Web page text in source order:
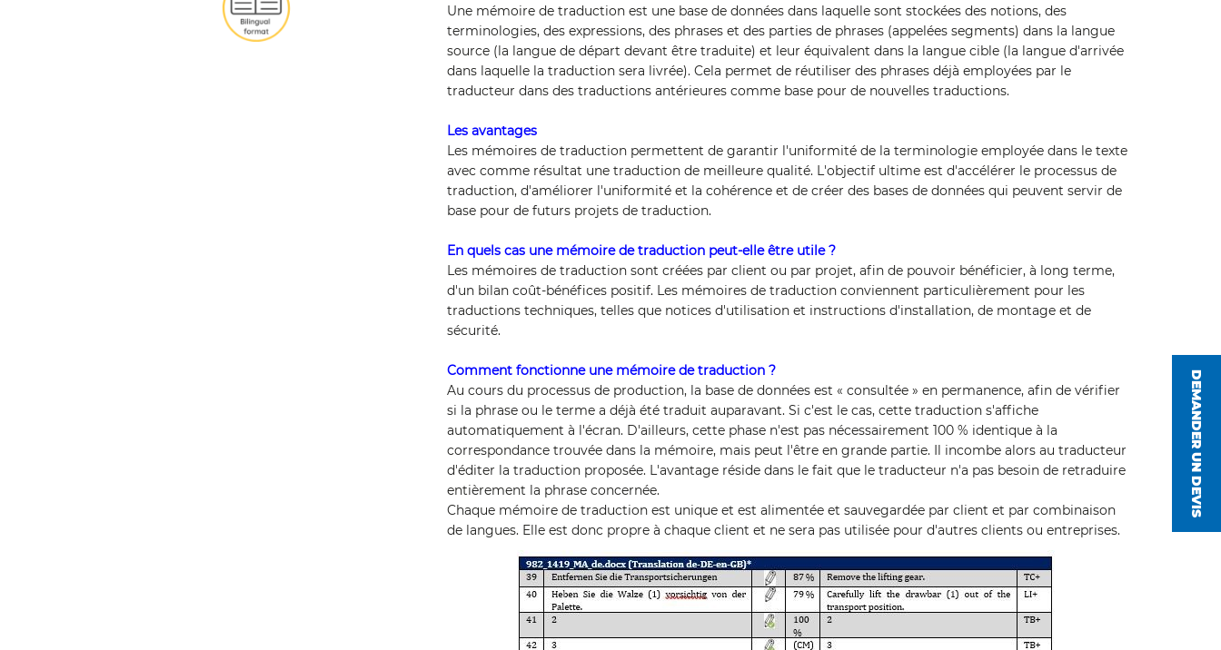
Une mémoire de traduction est une base de données dans laquelle sont stockées des notions, des
terminologies, des expressions, des phrases et des parties de phrases (appelées segments) dans la langue
source (la langue de départ devant être traduite) et leur équivalent dans la langue cible (la langue d'arrivée
dans laquelle la traduction sera livrée). Cela permet de réutiliser des phrases déjà employées par le
traducteur dans des traductions antérieures comme base pour de nouvelles traductions.
Les avantages
Les mémoires de traduction permettent de garantir l'uniformité de la terminologie employée dans le texte
avec comme résultat une traduction de meilleure qualité. L'objectif ultime est d'accélérer le processus de
traduction, d'améliorer l'uniformité et la cohérence et de créer des bases de données qui peuvent servir de
base pour de futurs projets de traduction.
En quels cas une mémoire de traduction peut-elle être utile ?
Les mémoires de traduction sont créées par client ou par projet, afin de pouvoir bénéficier, à long terme,
d'un bilan coût-bénéfices positif. Les mémoires de traduction conviennent particulièrement pour les
traductions techniques, telles que notices d'utilisation et instructions d'installation, de montage et de
sécurité.
Comment fonctionne une mémoire de traduction ?
Au cours du processus de production, la base de données est « consultée » en permanence, afin de vérifier
si la phrase ou le terme a déjà été traduit auparavant. Si c'est le cas, cette traduction s'affiche
automatiquement à l'écran. D'ailleurs, cette phase n'est pas nécessairement 100 % identique à la
correspondance trouvée dans la mémoire, mais peut l'être en grande partie. Il incombe alors au traducteur
d'éditer la traduction proposée. L'avantage réside dans le fait que le traducteur n'a pas besoin de retraduire
entièrement la phrase concernée.
Chaque mémoire de traduction est unique et est alimentée et sauvegardée par client et par combinaison
de langues. Elle est donc propre à chaque client et ne sera pas utilisée pour d'autres clients ou entreprises.
DEMANDER UN DEVIS